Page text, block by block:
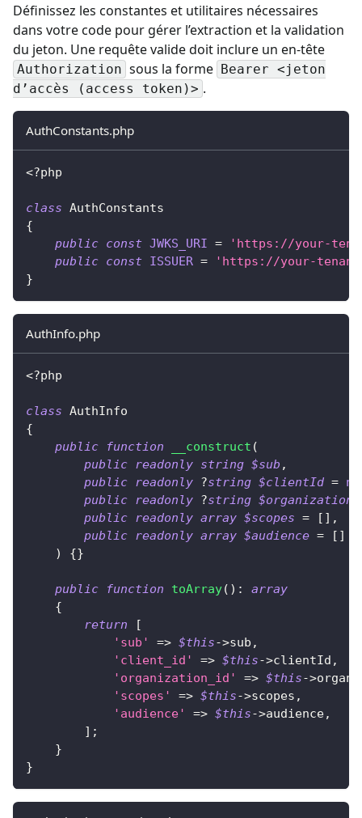
Définissez les constantes et utilitaires nécessaires
dans votre code pour gérer l’extraction et la validation
du jeton. Une requête valide doit inclure un en-tête
Authorization sous la forme
Bearer <jeton
d’accès (access token)> .
AuthConstants.php
<?php
class AuthConstants
{
public const JWKS_URI =
'https://your-
public const ISSUER =
'https://your-
}
AuthInfo.php
<?php
class AuthInfo
{
public
function __construct (
public
readonly string $sub ,
public
readonly ?string $clientId =
public
readonly ?string
public
readonly array $scopes = [ ] ,
public
readonly array $audience = [ ]
)
{}
public function toArray( ) :
array
{
return
[
'sub'
=> $this->sub ,
'client_id'
=> $this->clientId ,
'organization_id'
=> $this->
'scopes'
=> $this->scopes ,
'audience'
=> $this->audience,
] ;
}
}